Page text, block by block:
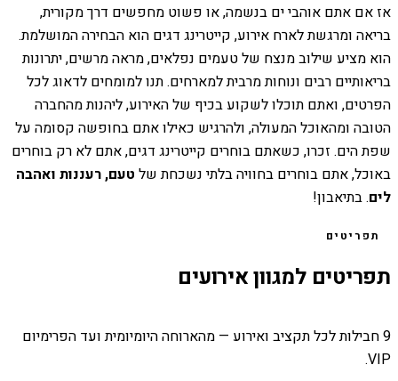
אז אם אתם אוהבי ים בנשמה, או פשוט מחפשים דרך מקורית,
בריאה ומרגשת לארח אירוע, קייטרינג דגים הוא הבחירה המושלמת.
הוא מציע שילוב מנצח של טעמים נפלאים, מראה מרשים, יתרונות
בריאותיים רבים ונוחות מרבית למארחים. תנו למומחים לדאוג לכל
הפרטים, ואתם תוכלו לשקוע בכיף של האירוע, ליהנות מהחברה
הטובה ומהאוכל המעולה, ולהרגיש כאילו אתם בחופשה קסומה על
שפת הים. זכרו, כשאתם בוחרים קייטרינג דגים, אתם לא רק בוחרים
באוכל, אתם בוחרים בחוויה בלתי נשכחת של טעם, רעננות ואהבה
לים. בתיאבון!
תפריטים
תפריטים למגוון אירועים
9 חבילות לכל תקציב ואירוע — מהארוחה היומיומית ועד הפרימיום
VIP.